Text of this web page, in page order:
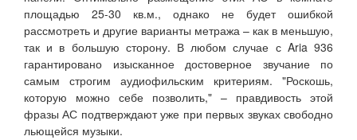
площадью 25-30 кв.м., однако не будет ошибкой
рассмотреть и другие варианты метража – как в меньшую,
так и в большую сторону. В любом случае с Aria 936
гарантировано изысканное достоверное звучание по
самым строгим аудиофильским критериям. "Роскошь,
которую можно себе позволить," – правдивость этой
фразы АС подтверждают уже при первых звуках свободно
льющейся музыки.